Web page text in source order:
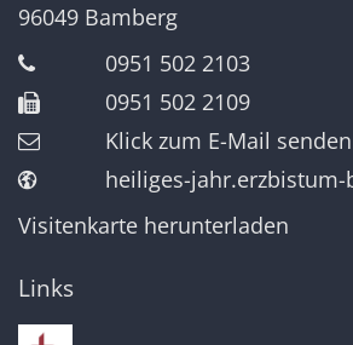
96049 Bamberg
0951 502 2103
0951 502 2109
Klick zum E-Mail senden
heiliges-
Visitenkarte herunterladen
Links